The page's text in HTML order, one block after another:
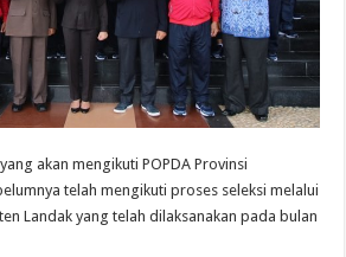
akan mengikuti POPDA Provinsi
telah mengikuti proses seleksi melalui
Landak yang telah dilaksanakan pada bulan